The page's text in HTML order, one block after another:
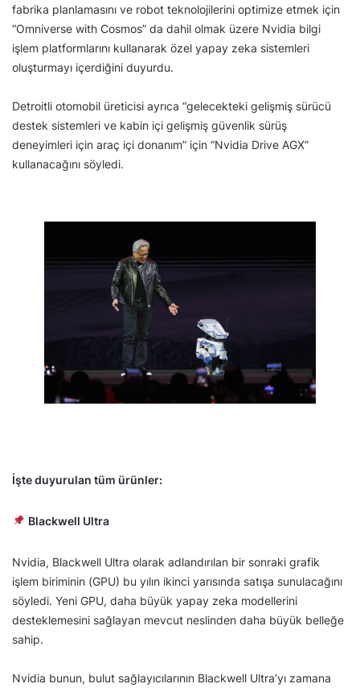
fabrika planlamasını ve robot teknolojilerini optimize etmek için
“Omniverse with Cosmos” da dahil olmak üzere Nvidia bilgi
işlem platformlarını kullanarak özel yapay zeka sistemleri
oluşturmayı içerdiğini duyurdu.
Detroitli otomobil üreticisi ayrıca “gelecekteki gelişmiş sürücü
destek sistemleri ve kabin içi gelişmiş güvenlik sürüş
deneyimleri için araç içi donanım” için “Nvidia Drive AGX”
kullanacağını söyledi.
İşte duyurulan tüm ürünler:
Blackwell Ultra
Nvidia, Blackwell Ultra olarak adlandırılan bir sonraki grafik
işlem biriminin (GPU) bu yılın ikinci yarısında satışa sunulacağını
söyledi. Yeni GPU, daha büyük yapay zeka modellerini
desteklemesini sağlayan mevcut neslinden daha büyük belleğe
sahip.
Nvidia bunun, bulut sağlayıcılarının Blackwell Ultra’yı zamana